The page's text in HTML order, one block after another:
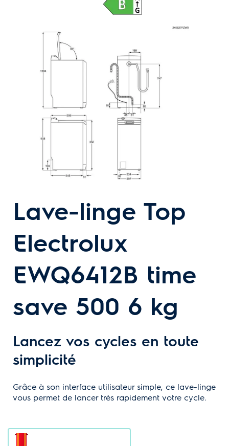
Lave-linge Top
Electrolux
EWQ6412B time
save 500 6 kg
Lancez vos cycles en toute
simplicité
Grâce à son interface utilisateur simple, ce lave-linge
vous permet de lancer très rapidement votre cycle.